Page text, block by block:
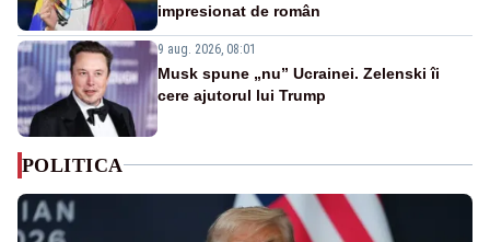
impresionat de român
9 aug. 2026, 08:01
Musk spune „nu” Ucrainei. Zelenski îi
cere ajutorul lui Trump
POLITICA